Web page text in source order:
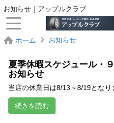
お知らせ｜アップルクラブ
ホーム お知らせ
夏季休暇スケジュール・
お知らせ
当店の休業日は8/13～8/19となり
続きを読む